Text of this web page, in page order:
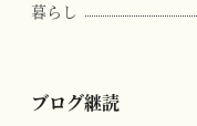
暮らし
ブログ継読